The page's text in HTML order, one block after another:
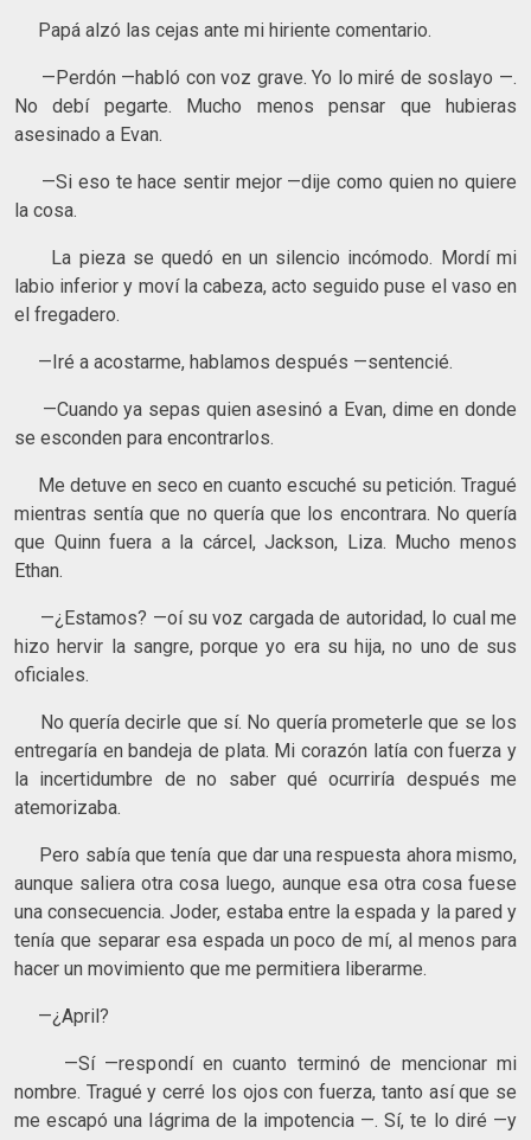
Papá alzó las cejas ante mi hiriente comentario.
—Perdón —habló con voz grave. Yo lo miré de soslayo —.
No debí pegarte. Mucho menos pensar que hubieras
asesinado a Evan.
—Si eso te hace sentir mejor —dije como quien no quiere
la cosa.
La pieza se quedó en un silencio incómodo. Mordí mi
labio inferior y moví la cabeza, acto seguido puse el vaso en
el fregadero.
—Iré a acostarme, hablamos después —sentencié.
—Cuando ya sepas quien asesinó a Evan, dime en donde
se esconden para encontrarlos.
Me detuve en seco en cuanto escuché su petición. Tragué
mientras sentía que no quería que los encontrara. No quería
que Quinn fuera a la cárcel, Jackson, Liza. Mucho menos
Ethan.
—¿Estamos? —oí su voz cargada de autoridad, lo cual me
hizo hervir la sangre, porque yo era su hija, no uno de sus
oficiales.
No quería decirle que sí. No quería prometerle que se los
entregaría en bandeja de plata. Mi corazón latía con fuerza y
la incertidumbre de no saber qué ocurriría después me
atemorizaba.
Pero sabía que tenía que dar una respuesta ahora mismo,
aunque saliera otra cosa luego, aunque esa otra cosa fuese
una consecuencia. Joder, estaba entre la espada y la pared y
tenía que separar esa espada un poco de mí, al menos para
hacer un movimiento que me permitiera liberarme.
—¿April?
—Sí —respondí en cuanto terminó de mencionar mi
nombre. Tragué y cerré los ojos con fuerza, tanto así que se
me escapó una lágrima de la impotencia —. Sí, te lo diré —y